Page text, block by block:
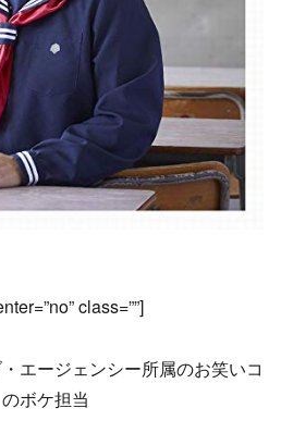
class=””]
エージェンシー所属のお笑いコ
ボケ担当